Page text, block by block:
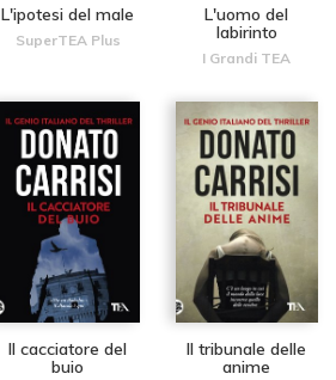
L'ipotesi del male
SuperTEA Plus
L'uomo del
labirinto
I Grandi TEA
Il cacciatore del
buio
Il tribunale delle
anime